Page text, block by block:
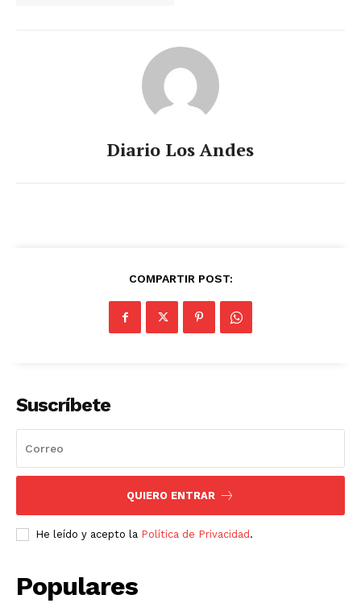
Diario Los Andes
COMPARTIR POST:
Suscríbete
QUIERO ENTRAR
He leído y acepto la Política de Privacidad .
Populares